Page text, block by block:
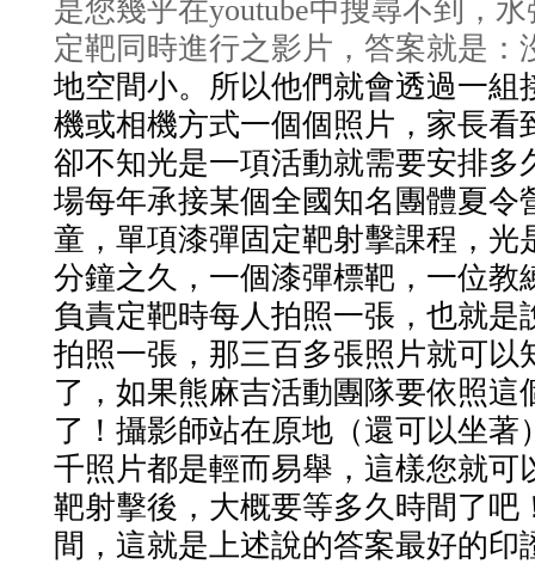
是您幾乎在youtube中搜尋不到，
定靶同時進行之影片，答案就是：
地空間小。所以他們就會透過一組
機或相機方式一個個照片，家長看
卻不知光是一項活動就需要安排多
場每年承接某個全國知名團體夏令
童，單項漆彈固定靶射擊課程，光
分鐘之久，一個漆彈標靶，一位教
負責定靶時每人拍照一張，也就是
拍照一張，那三百多張照片就可以
了，如果熊麻吉活動團隊要依照這
了！攝影師站在原地（還可以坐著
千照片都是輕而易舉，這樣您就可
靶射擊後，大概要等多久時間了吧
間，這就是上述說的答案最好的印